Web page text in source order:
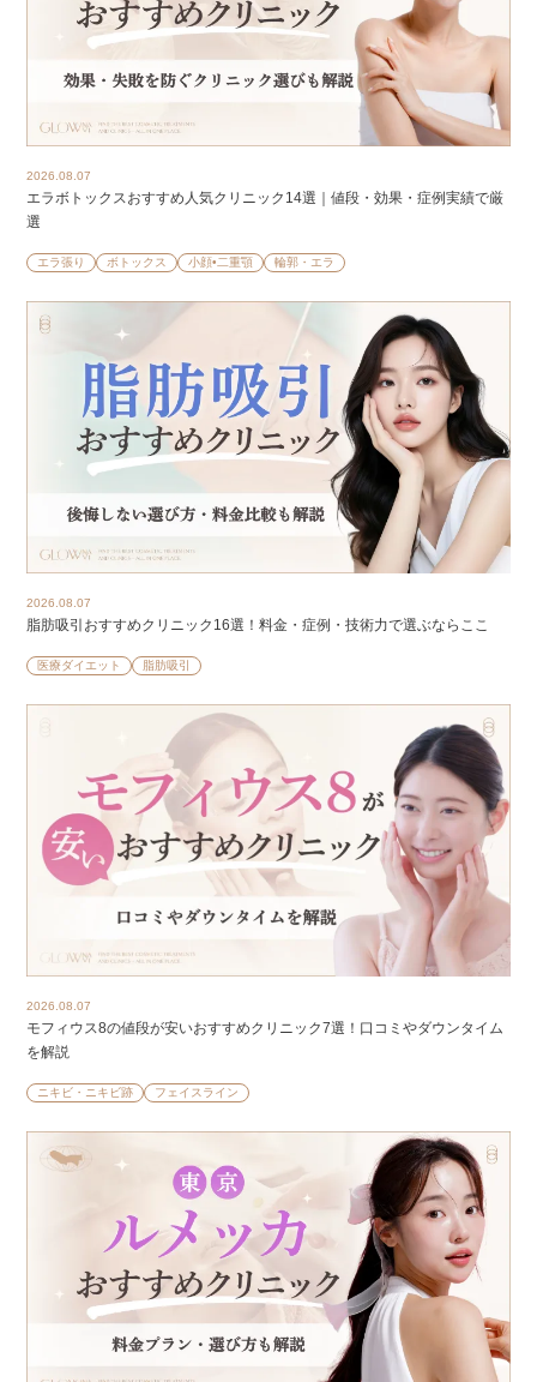
2026.08.07
エラボトックスおすすめ人気クリニック14選｜値段・効果・症例実績で厳
選
エラ張り ボトックス 小顔•二重顎 輪郭・エラ
2026.08.07
脂肪吸引おすすめクリニック16選！料金・症例・技術力で選ぶならここ
医療ダイエット 脂肪吸引
2026.08.07
モフィウス8の値段が安いおすすめクリニック7選！口コミやダウンタイム
を解説
ニキビ・ニキビ跡 フェイスライン